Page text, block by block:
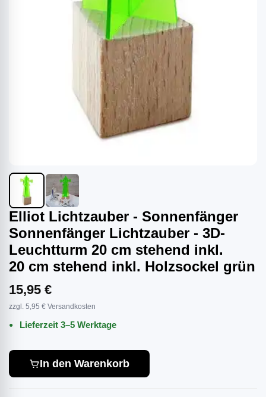
Elliot Lichtzauber - Sonnenfänger
Sonnenfänger Lichtzauber - 3D-
Leuchtturm 20 cm stehend inkl.
20 cm stehend inkl. Holzsockel grün
15,95 €
zzgl. 5,95 € Versandkosten
Lieferzeit 3–5 Werktage
In den Warenkorb